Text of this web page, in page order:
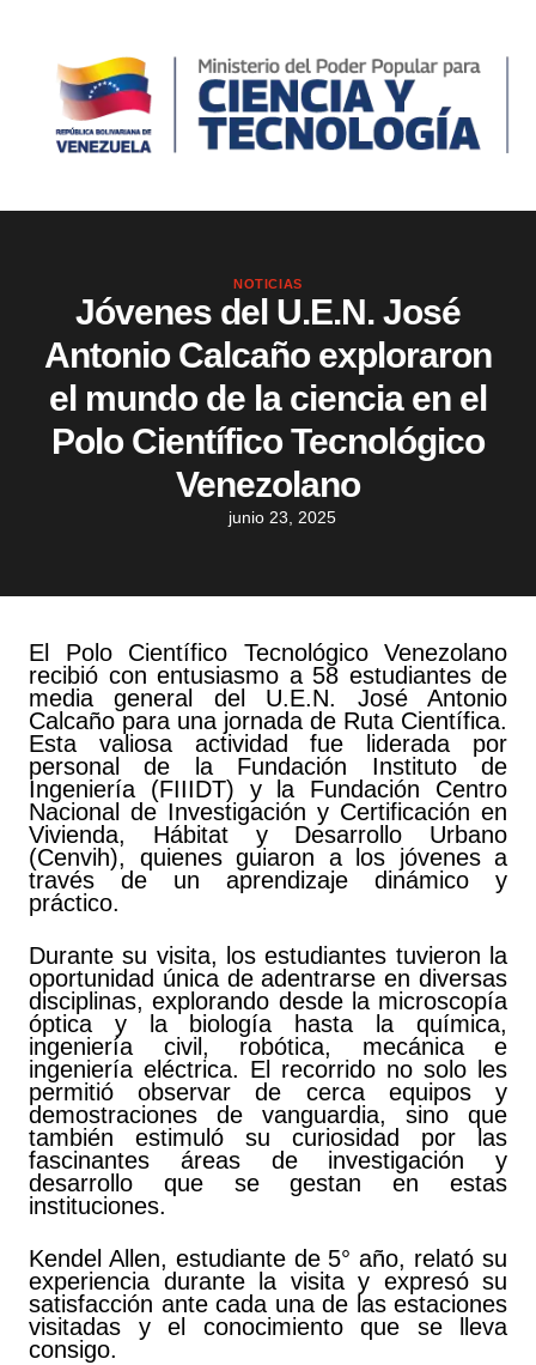
NOTICIAS
Jóvenes del U.E.N. José
Antonio Calcaño exploraron
el mundo de la ciencia en el
Polo Científico Tecnológico
Venezolano
junio 23, 2025
El Polo Científico Tecnológico Venezolano
recibió con entusiasmo a 58 estudiantes de
media general del U.E.N. José Antonio
Calcaño para una jornada de Ruta Científica.
Esta valiosa actividad fue liderada por
personal de la Fundación Instituto de
Ingeniería (FIIIDT) y la Fundación Centro
Nacional de Investigación y Certificación en
Vivienda, Hábitat y Desarrollo Urbano
(Cenvih), quienes guiaron a los jóvenes a
través de un aprendizaje dinámico y
práctico.
Durante su visita, los estudiantes tuvieron la
oportunidad única de adentrarse en diversas
disciplinas, explorando desde la microscopía
óptica y la biología hasta la química,
ingeniería civil, robótica, mecánica e
ingeniería eléctrica. El recorrido no solo les
permitió observar de cerca equipos y
demostraciones de vanguardia, sino que
también estimuló su curiosidad por las
fascinantes áreas de investigación y
desarrollo que se gestan en estas
instituciones.
Kendel Allen, estudiante de 5° año, relató su
experiencia durante la visita y expresó su
satisfacción ante cada una de las estaciones
visitadas y el conocimiento que se lleva
consigo.